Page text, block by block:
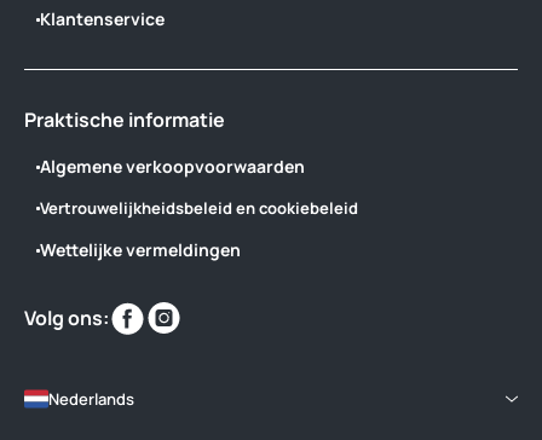
Klantenservice
Praktische informatie
Algemene verkoopvoorwaarden
Vertrouwelijkheidsbeleid en cookiebeleid
Wettelijke vermeldingen
Volg ons:
Vind
ons
Nederlands